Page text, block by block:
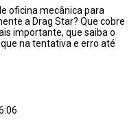
oficina mecânica para
a Drag Star? Que cobre
importante, que saiba o
na tentativa e erro até